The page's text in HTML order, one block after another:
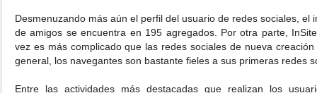
Desmenuzando más aún el perfil del usuario de redes sociales, el
de amigos se encuentra en 195 agregados. Por otra parte,
vez es más complicado que las redes sociales de nueva
general, los navegantes son bastante fieles a sus primeras redes
Entre las actividades más destacadas que realizan los